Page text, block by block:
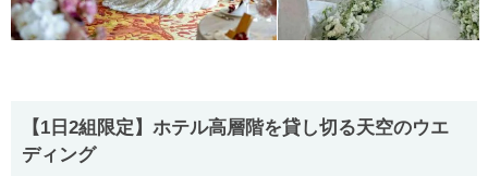
【1日2組限定】ホテル高層階を貸し切る天空のウエ
ディング